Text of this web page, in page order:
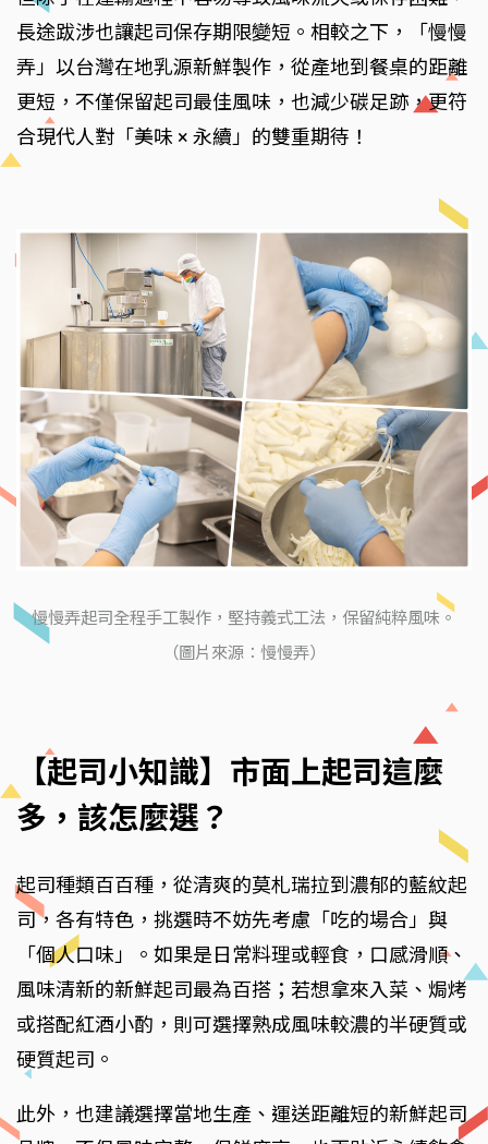
長途跋涉也讓起司保存期限變短。相較之下，「慢慢
弄」以台灣在地乳源新鮮製作，從產地到餐桌的距離
更短，不僅保留起司最佳風味，也減少碳足跡，更符
合現代人對「美味 × 永續」的雙重期待！
慢慢弄起司全程手工製作，堅持義式工法，保留純粹風味。
（圖片來源：慢慢弄）
【起司小知識】市面上起司這麼
多，該怎麼選？
起司種類百百種，從清爽的莫札瑞拉到濃郁的藍紋起
司，各有特色，挑選時不妨先考慮「吃的場合」與
「個人口味」。如果是日常料理或輕食，口感滑順、
風味清新的新鮮起司最為百搭；若想拿來入菜、焗烤
或搭配紅酒小酌，則可選擇熟成風味較濃的半硬質或
硬質起司。
此外，也建議選擇當地生產、運送距離短的新鮮起司